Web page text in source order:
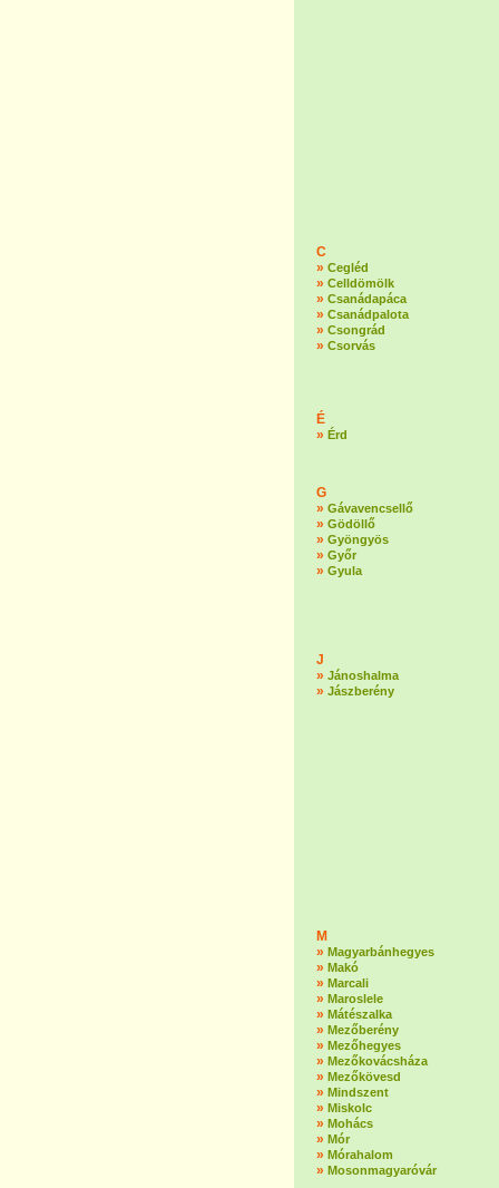
C
» Cegléd
» Celldömölk
» Csanádapáca
» Csanádpalota
» Csongrád
» Csorvás
É
» Érd
G
» Gávavencsellő
» Gödöllő
» Gyöngyös
» Győr
» Gyula
J
» Jánoshalma
» Jászberény
M
» Magyarbánhegyes
» Makó
» Marcali
» Maroslele
» Mátészalka
» Mezőberény
» Mezőhegyes
» Mezőkovácsháza
» Mezőkövesd
» Mindszent
» Miskolc
» Mohács
» Mór
» Mórahalom
» Mosonmagyaróvár